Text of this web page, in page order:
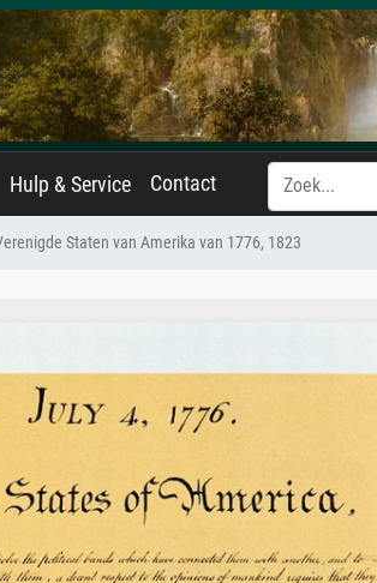
Hulp & Service Contact
Staten van Amerika van 1776, 1823